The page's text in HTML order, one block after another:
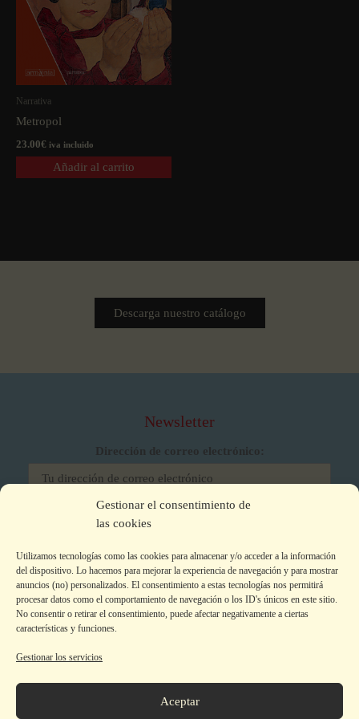
Gestionar el consentimiento de
las cookies
Utilizamos tecnologías como las cookies para almacenar y/o acceder a la información
del dispositivo. Lo hacemos para mejorar la experiencia de navegación y para mostrar
anuncios (no) personalizados. El consentimiento a estas tecnologías nos permitirá
procesar datos como el comportamiento de navegación o los ID's únicos en este sitio.
No consentir o retirar el consentimiento, puede afectar negativamente a ciertas
características y funciones.
Gestionar los servicios
Aceptar
Narrativa
Metropol
23.00€ iva incluido
Añadir al carrito
Descarga nuestro catálogo
Newsletter
Dirección de correo electrónico:
He leído y acepto los términos y condiciones
Colecciones